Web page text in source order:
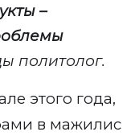
–
политолог.
этого года,
в мажилис